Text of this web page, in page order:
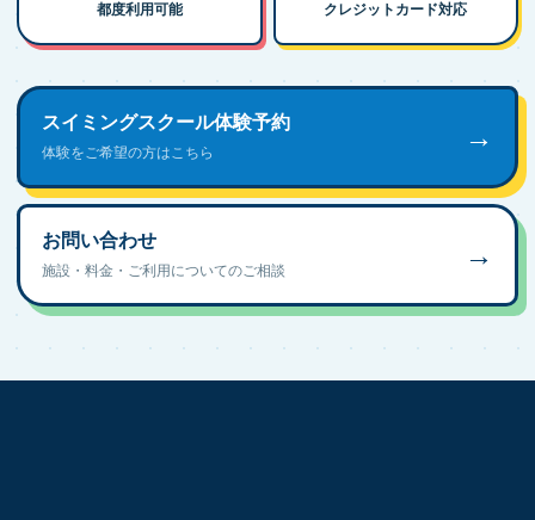
都度利用可能 クレジットカード対応
スイミングスクール体験予約
体験をご希望の方はこちら →
お問い合わせ
施設・料金・ご利用についてのご相談 →